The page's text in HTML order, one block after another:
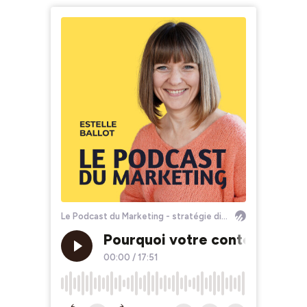
Le Podcast du Marketing - stratégie digitale, marketing digital, CMO, persona, emailing, inbound marketing, webinaire, lead magnet, branding
Pourquoi votre contenu
00:00 / 17:51